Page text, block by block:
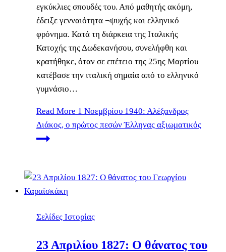
εγκύκλιες σπουδές του. Από μαθητής ακόμη,
έδειξε γενναιότητα ¬ψυχής και ελληνικό
φρόνημα. Κατά τη διάρκεια της Ιταλικής
Κατοχής της Δωδεκανήσου, συνελήφθη και
κρατήθηκε, όταν σε επέτειο της 25ης Μαρτίου
κατέβασε την ιταλική σημαία από το ελληνικό
γυμνάσιο…
Read More 1 Νοεμβρίου 1940: Αλέξανδρος
Διάκος, ο πρώτος πεσών Έλληνας αξιωματικός
Σελίδες Ιστορίας
23 Απριλίου 1827: Ο θάνατος του